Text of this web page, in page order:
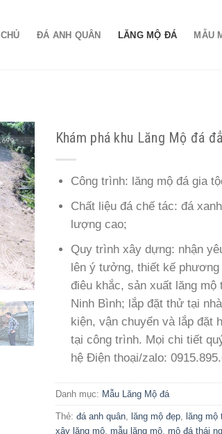
ĐÁ ANH QUÂN LĂNG MỘ ĐÁ MẪU
Khám phá khu Lăng Mộ đá
Công trình: lăng mộ đá gia
Chất liệu đá chế tác: đá
lượng cao;
Quy trình xây dựng: nhận
lên ý tưởng, thiết kế
điêu khắc, sản xuất lăng mộ
Ninh Bình; lắp đặt thử tại
kiện, vận chuyển và lắp đặt
tại công trình. Mọi chi tiết
hệ Điện thoại/zalo:
Danh mục: Mẫu Lăng Mộ đá
Thẻ: đá anh quân, lăng mộ đẹp, lăng mộ
xây lăng mộ, mẫu lăng mộ, mộ đá thái